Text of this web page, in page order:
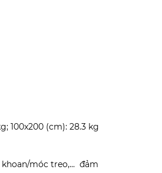
100x200 (cm): 28.3 kg
móc treo,... đảm